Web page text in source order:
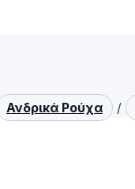
Ανδρικά Ρούχα /